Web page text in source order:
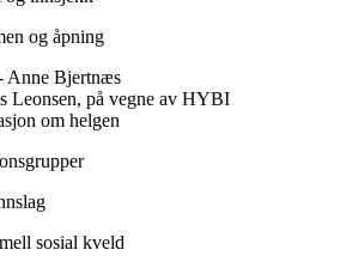
og åpning
Anne Bjertnæs
Leonsen, på vegne av HYBI
om helgen
sosial kveld